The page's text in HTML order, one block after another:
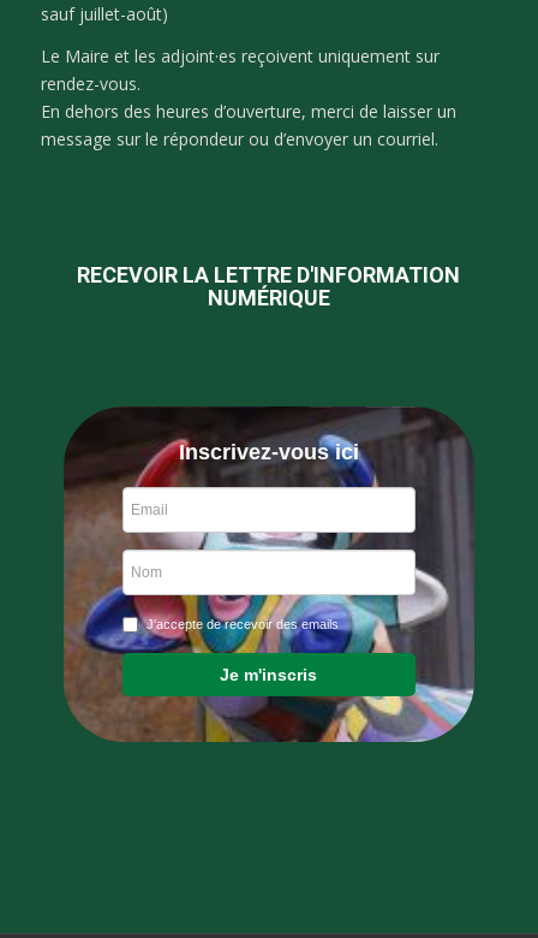
sauf juillet-août)
Le Maire et les adjoint·es reçoivent uniquement sur
rendez-vous.
En dehors des heures d’ouverture, merci de laisser un
message sur le répondeur ou d’envoyer un courriel.
RECEVOIR LA LETTRE D'INFORMATION
NUMÉRIQUE
Inscrivez-vous ici
J'accepte de recevoir des emails
Je m'inscris